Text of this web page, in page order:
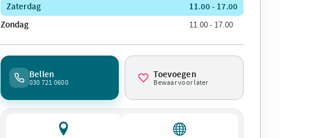
Zaterdag
11.00 - 17.00
Zondag
11.00 - 17.00
Bellen
030 721 0600
Toevoegen
Bewaar voor later